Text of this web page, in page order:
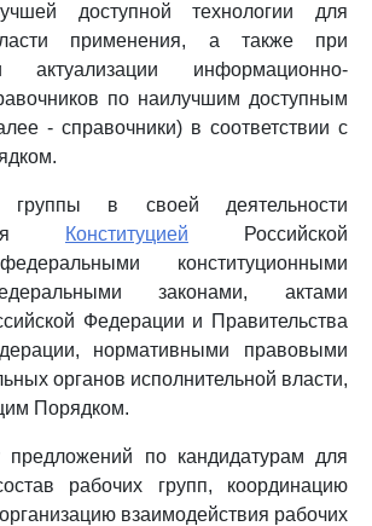
доступной технологии для
применения, а также при
актуализации информационно-
по наилучшим доступным
- справочники) в соответствии с
в своей деятельности
Конституцией Российской
конституционными
законами, актами
Федерации и Правительства
нормативными правовыми
органов исполнительной власти,
Порядком.
предложений по кандидатурам для
рабочих групп, координацию
взаимодействия рабочих